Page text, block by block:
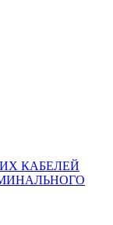
КАБЕЛЕЙ